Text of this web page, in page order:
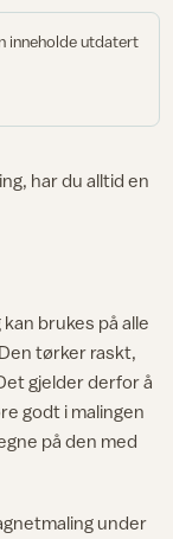
inneholde utdatert
har du alltid en
brukes på alle
tørker raskt,
gjelder derfor å
godt i malingen
på den med
under